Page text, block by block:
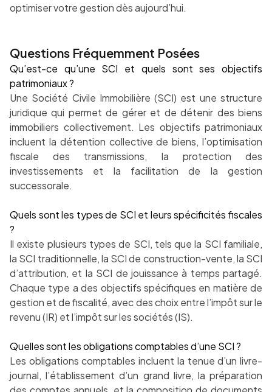
optimiser votre gestion dès aujourd’hui.
Questions Fréquemment Posées
Qu’est-ce qu’une SCI et quels sont ses objectifs
patrimoniaux ?
Une Société Civile Immobilière (SCI) est une structure
juridique qui permet de gérer et de détenir des biens
immobiliers collectivement. Les objectifs patrimoniaux
incluent la détention collective de biens, l’optimisation
fiscale des transmissions, la protection des
investissements et la facilitation de la gestion
successorale.
Quels sont les types de SCI et leurs spécificités fiscales
?
Il existe plusieurs types de SCI, tels que la SCI familiale,
la SCI traditionnelle, la SCI de construction-vente, la SCI
d’attribution, et la SCI de jouissance à temps partagé.
Chaque type a des objectifs spécifiques en matière de
gestion et de fiscalité, avec des choix entre l’impôt sur le
revenu (IR) et l’impôt sur les sociétés (IS).
Quelles sont les obligations comptables d’une SCI ?
Les obligations comptables incluent la tenue d’un livre-
journal, l’établissement d’un grand livre, la préparation